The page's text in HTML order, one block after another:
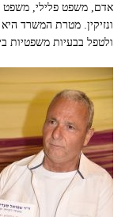
אדם, משפט פלילי, משפט
ונזיקין. מטרת המשרד
ולטפל בבעיות משפטיות